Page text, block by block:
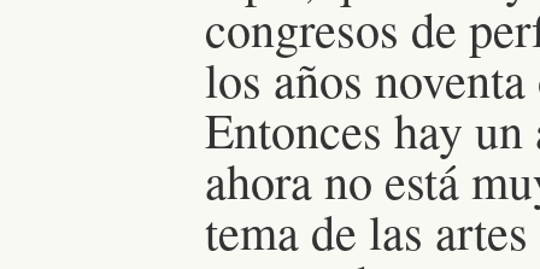
congresos de
los años
Entonces hay
ahora no está
tema de las